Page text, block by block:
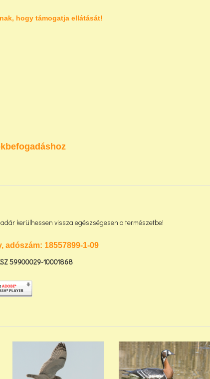
hogy támogatja ellátását!
kerülhessen vissza egészségesen a természetbe!
adószám: 18557899-1-09
59900029-10001868